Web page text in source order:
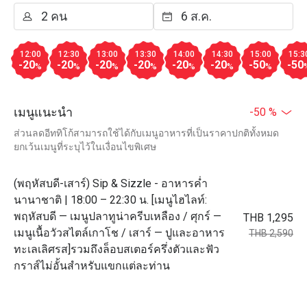
12:00
-20%
12:30
-20%
13:00
-20%
13:30
-20%
14:00
-20%
14:30
-20%
15:00
-50% -50
เมนูแนะนำ -50 %
ส่วนลดอีททิโก้สามารถใช้ได้กับเมนูอาหารที่เป็นราคาปกติทั้งหมด
ยกเว้นเมนูที่ระบุไว้ในเงื่อนไขพิเศษ
(พฤหัสบดี-เสาร์) Sip & Sizzle - อาหารค่ำ
นานาชาติ | 18:00 – 22:30 น. [เมนูไฮไลท์:
พฤหัสบดี — เมนูปลาทูน่าครีบเหลือง / ศุกร์ —
เมนูเนื้อวัวสไตล์เกาโช / เสาร์ — ปูและอาหาร
ทะเลเลิศรส]รวมถึงล็อบสเตอร์ครึ่งตัวและฟัว
กราส์ไม่อั้นสำหรับแขกแต่ละท่าน
THB 1,295
THB 2,590